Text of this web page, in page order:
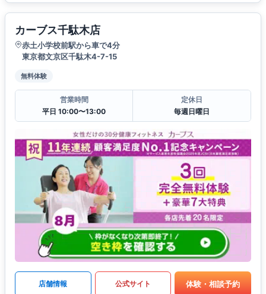
カーブス千駄木店
赤土小学校前駅から車で4分
東京都文京区千駄木4-7-15
無料体験
営業時間
平日 10:00〜13:00
定休日
毎週日曜日
店舗情報 公式サイト 体験・相談予約